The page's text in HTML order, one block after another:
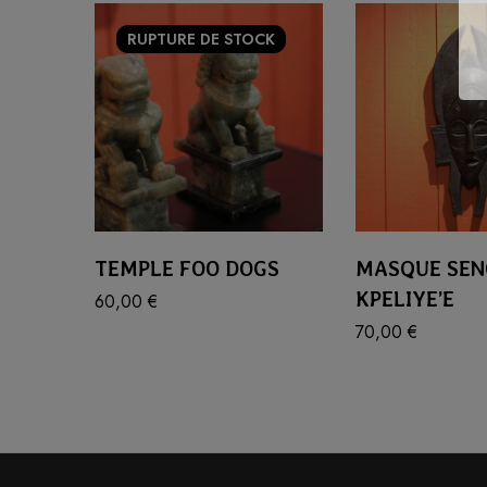
RUPTURE DE STOCK
TEMPLE FOO DOGS
60,00 €
MASQUE
KPELIYE’E
70,00 €